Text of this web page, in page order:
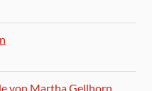
von Martha Gellhorn,